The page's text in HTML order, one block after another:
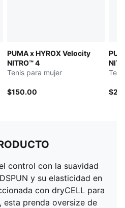
PUMA x HYROX Velocity
NITRO™ 4
Tenis para mujer
$150.00
control con la suavidad
y su elasticidad en
con dryCELL para
esta prenda oversize de